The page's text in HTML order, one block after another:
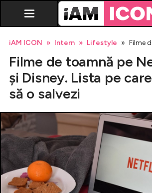
Breaking news
Evenimente
Emisiuni TV
Horoscop
iAM ICON Intern Lifestyle Filme
Filme de toamnă pe
și Disney. Lista pe
să o salvezi